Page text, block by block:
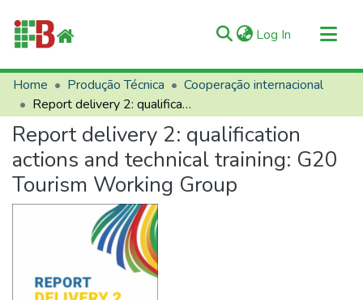
Log In (current)
Communities & Collections
All of RIIFB
Manuals and Terms
Statistics
About RIIFB
Home Produção Técnica
Cooperação internacional
Report delivery 2: qualification actions and technical training: G20 Tourism Working Group
Report delivery 2: qualification
actions and technical training: G20
Tourism Working Group